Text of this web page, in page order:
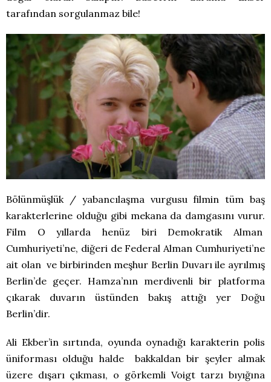
tarafından sorgulanmaz bile!
Bölünmüşlük / yabancılaşma vurgusu filmin tüm baş
karakterlerine olduğu gibi mekana da damgasını vurur.
Film O yıllarda henüz biri Demokratik Alman
Cumhuriyeti’ne, diğeri de Federal Alman Cumhuriyeti’ne
ait olan ve birbirinden meşhur Berlin Duvarı ile ayrılmış
Berlin’de geçer. Hamza’nın merdivenli bir platforma
çıkarak duvarın üstünden bakış attığı yer Doğu
Berlin’dir.
Ali Ekber’in sırtında, oyunda oynadığı karakterin polis
üniforması olduğu halde bakkaldan bir şeyler almak
üzere dışarı çıkması, o görkemli Voigt tarzı bıyığına